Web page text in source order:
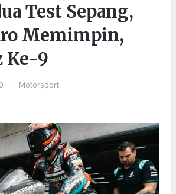
Test Sepang,
Memimpin,
Ke-9
Motorsport